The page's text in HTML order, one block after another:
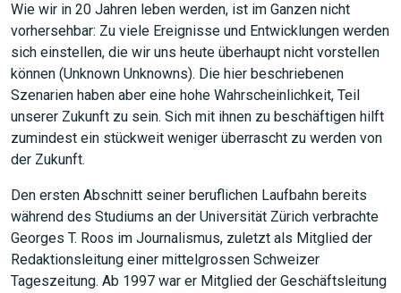
Wie wir in 20 Jahren leben werden, ist im Ganzen nicht
vorhersehbar: Zu viele Ereignisse und Entwicklungen werden
sich einstellen, die wir uns heute überhaupt nicht vorstellen
können (Unknown Unknowns). Die hier beschriebenen
Szenarien haben aber eine hohe Wahrscheinlichkeit, Teil
unserer Zukunft zu sein. Sich mit ihnen zu beschäftigen hilft
zumindest ein stückweit weniger überrascht zu werden von
der Zukunft.
Den ersten Abschnitt seiner beruflichen Laufbahn bereits
während des Studiums an der Universität Zürich verbrachte
Georges T. Roos im Journalismus, zuletzt als Mitglied der
Redaktionsleitung einer mittelgrossen Schweizer
Tageszeitung. Ab 1997 war er Mitglied der Geschäftsleitung